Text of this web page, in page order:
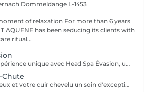
Dommeldange L-1453
of relaxation For more than 6 years
AQUENE has been seducing its clients with
ritual...
Plongez dans l'expérience unique avec Head Spa Évasion, un soin dédié exclusivement à votre cuir chevelu. Ce rituel express est idéal pour découvrir les bienfaits du Head Spa, alliant relaxation profonde et stimulation du cuir chevelu. Un Moment Pour Vous Évader - Nettoyage en profondeur: Élimination des impuretés pour un cuir chevelu purifié. - Massage ciblé: Une gestuelle relaxante qui stimule la microcirculation et soulage les tensions. - Hydratation et soin: Des produits adaptés pour nourrir et revitaliser votre cuir chevelu. Un sèche cheveux et des brosses sont mis à votre disposition pour que vous ne repartiez pas avec la tête mouillée.
Chute
Offrez à vos cheveux et votre cuir chevelu un soin d'exception avec notre Head Spa Anti-chute, utilisant les produits haut de gamme NANNIC. Ce traitement innovant a été conçu pour prévenir la chute des cheveux, favoriser leur repousse et renforcer leur santé globale. Les Bienfaits des Produits NANNIC Les soins NANNIC sont formulés avec des complexes innovants et des ingrédients naturels tels que: - Peptides bioactifs: stimulent la croissance et renforcent les racines. - Extraits végétaux: Apaisent et rééquilibrent le cuir chevelu. - Technologie NBE: Optimise la pénétration des actifs pour des résultats visible dès les premières séances. Afin de prolonger les bienfaits à la maison, bénéficiez d'une réduction de 15% sur la gamme capillaire ainsi que les trousses au format voyage et/ou découverte. Un sèche cheveux et des brosses sont mis à votre disposition pour que vous ne repartiez pas avec la tête mouillée